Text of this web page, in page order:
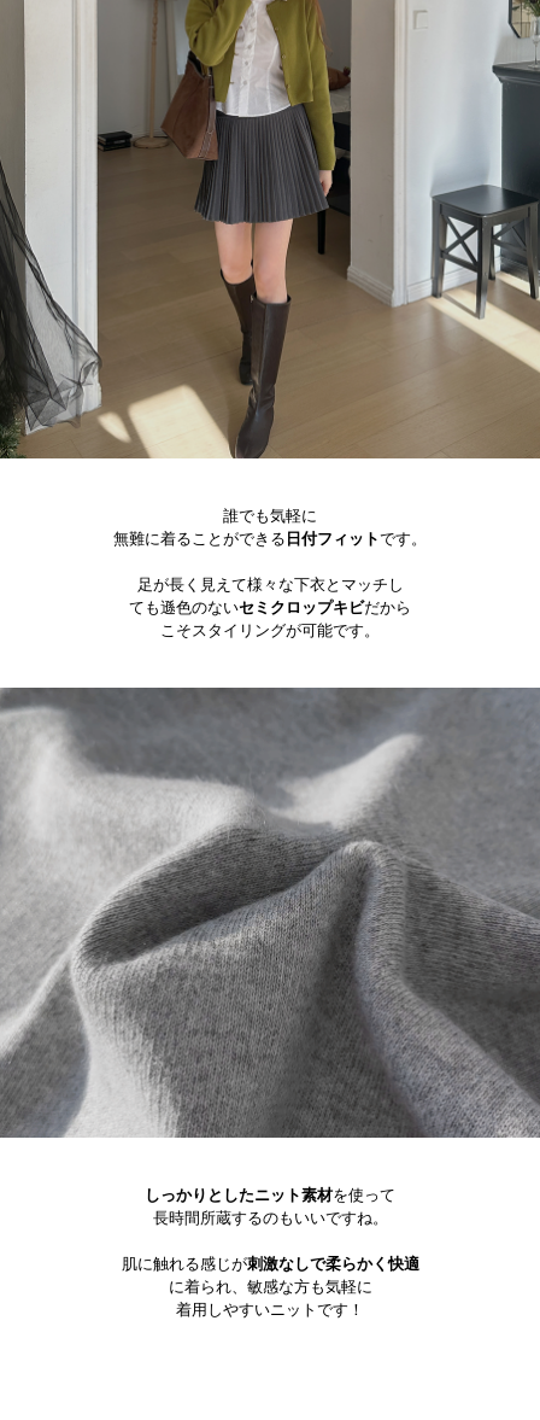
誰でも気軽に
無難に着ることができる 日付フィットです。
足が長く見えて様々な下衣とマッチし
ても遜色のないセミクロップキビだから
こそスタイリングが可能です。
しっかりとしたニット素材を使って
長時間所蔵するのもいいですね。
肌に触れる感じが刺激なしで柔らかく快適
に着られ、敏感な方も気軽に
着用しやすいニットです！